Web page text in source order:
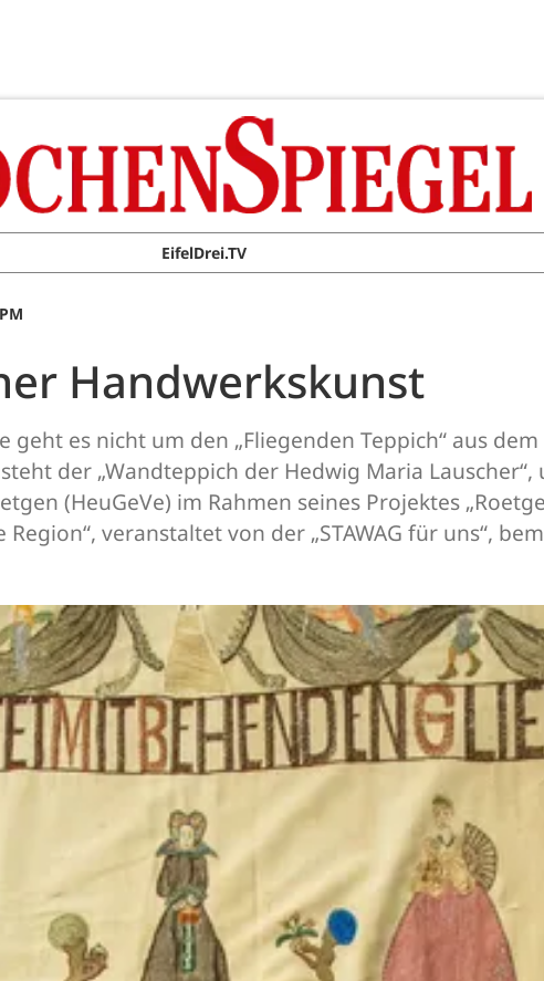
EifelDrei.TV
Handwerkskunst
geht es nicht um den „Fliegenden Teppich“ aus
der „Wandteppich der Hedwig Maria
(HeuGeVe) im Rahmen seines Projektes
veranstaltet von der „STAWAG für uns“,